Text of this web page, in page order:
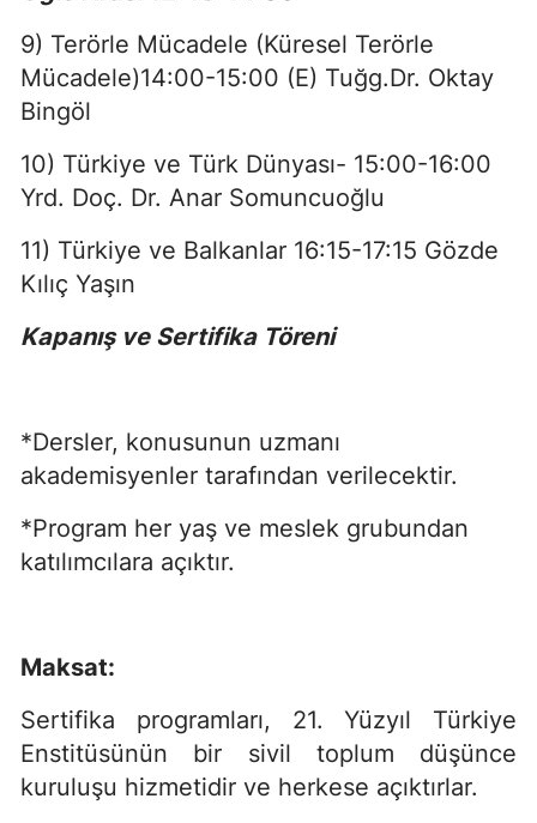
9) Terörle Mücadele (Küresel Terörle
Mücadele)14:00-15:00 (E) Tuğg.Dr. Oktay
Bingöl
10) Türkiye ve Türk Dünyası- 15:00-16:00
Yrd. Doç. Dr. Anar Somuncuoğlu
11) Türkiye ve Balkanlar 16:15-17:15 Gözde
Kılıç Yaşın
Kapanış ve Sertifika Töreni
*Dersler, konusunun uzmanı
akademisyenler tarafından verilecektir.
*Program her yaş ve meslek grubundan
katılımcılara açıktır.
Maksat:
Sertifika programları, 21. Yüzyıl Türkiye
Enstitüsünün bir sivil toplum düşünce
kuruluşu hizmetidir ve herkese açıktırlar.